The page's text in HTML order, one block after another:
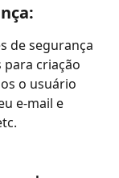
de segurança
criação
o usuário
e-mail e